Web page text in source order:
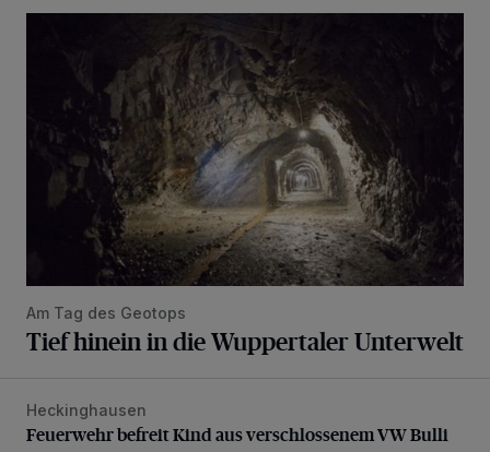
Am Tag des Geotops
Tief hinein in die Wuppertaler Unterwelt
Feuerwehr befreit Kind aus verschlossenem VW Bulli
Heckinghausen
Feuerwehr befreit Kind aus verschlossenem VW Bulli